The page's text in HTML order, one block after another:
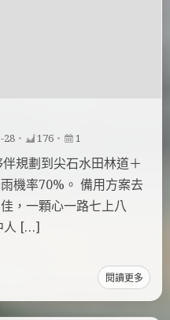
28 ・ 176 ・ 1
規劃到尖石水田林道＋
機率70%。 備用方案去
，一顆心一路七上八
人 […]
閱讀更多